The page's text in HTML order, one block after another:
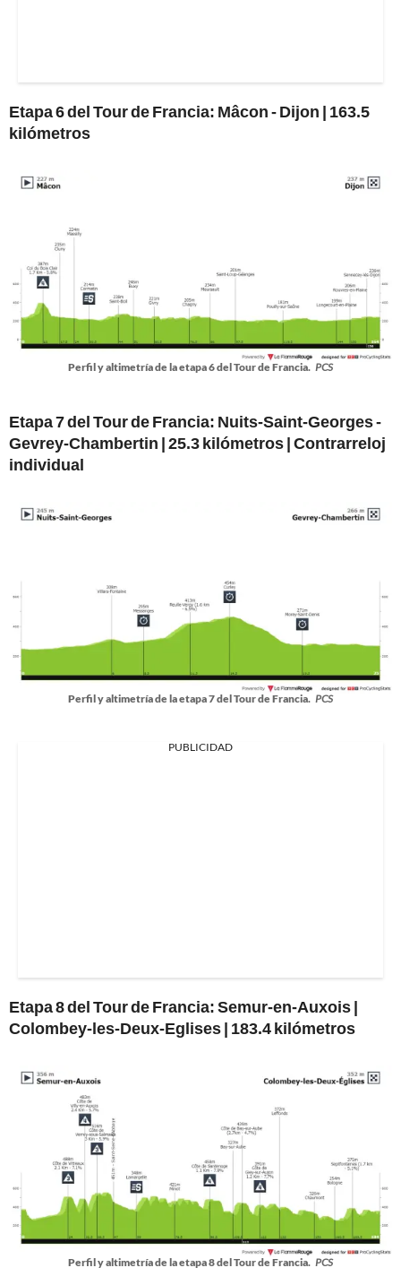
Etapa 6 del Tour de Francia: Mâcon - Dijon | 163.5
kilómetros
Perfil y altimetría de la etapa 6 del Tour de Francia. PCS
Etapa 7 del Tour de Francia: Nuits-Saint-Georges -
Gevrey-Chambertin | 25.3 kilómetros | Contrarreloj
individual
Perfil y altimetría de la etapa 7 del Tour de Francia. PCS
PUBLICIDAD
Etapa 8 del Tour de Francia: Semur-en-Auxois |
Colombey-les-Deux-Eglises | 183.4 kilómetros
Perfil y altimetría de la etapa 8 del Tour de Francia. PCS